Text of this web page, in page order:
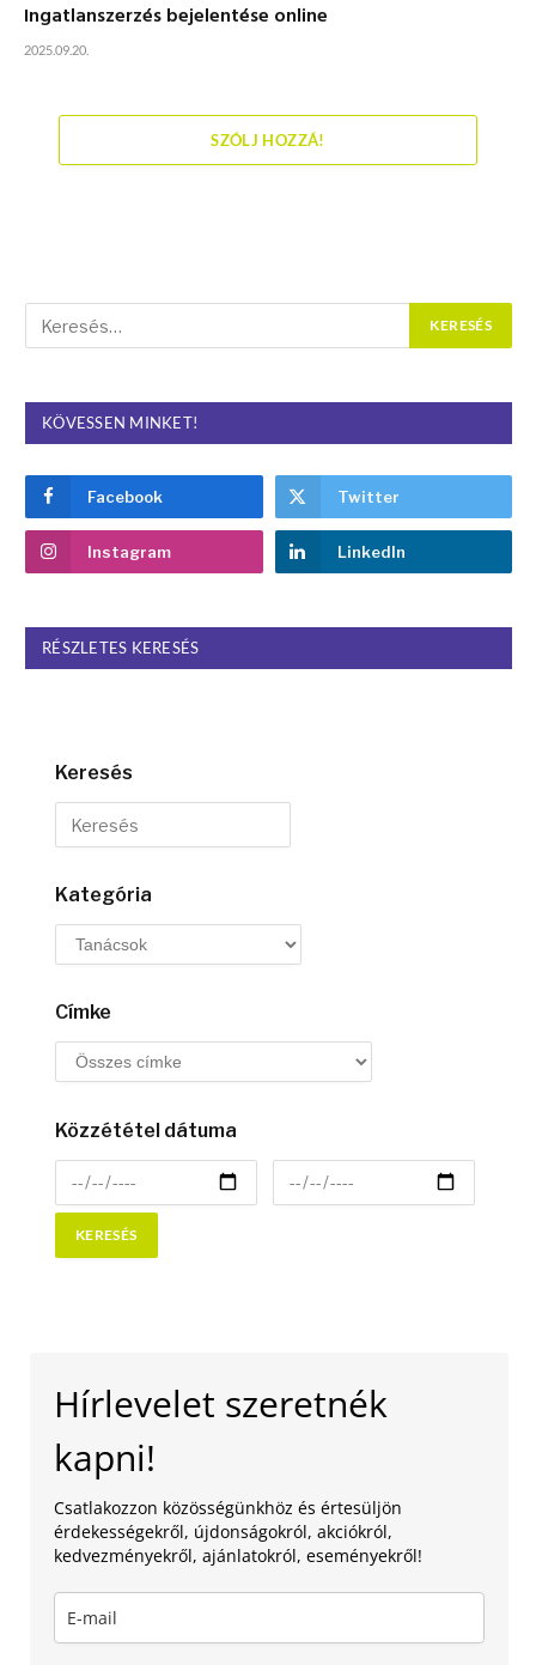
Ingatlanszerzés bejelentése online
2025.09.20.
SZÓLJ HOZZÁ!
KÖVESSEN MINKET!
Facebook Twitter
Instagram LinkedIn
RÉSZLETES KERESÉS
Keresés
Kategória
Címke
Közzététel dátuma
Hírlevelet szeretnék
kapni!
Csatlakozzon közösségünkhöz és értesüljön
érdekességekről, újdonságokról, akciókról,
kedvezményekről, ajánlatokról, eseményekről!